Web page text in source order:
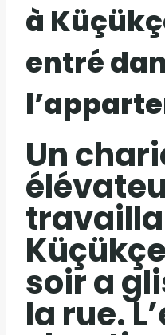
à
entré
Un
soir a
la rue.